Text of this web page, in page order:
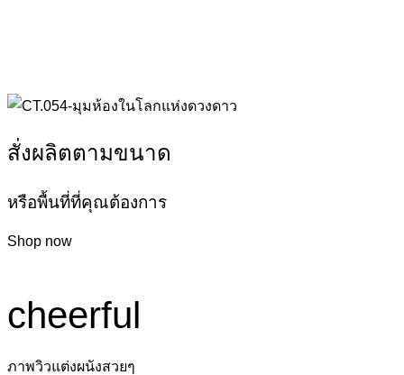
สั่งผลิตตามขนาด
หรือพื้นที่ที่คุณต้องการ
Shop now
cheerful
ภาพวิวแต่งผนังสวยๆ